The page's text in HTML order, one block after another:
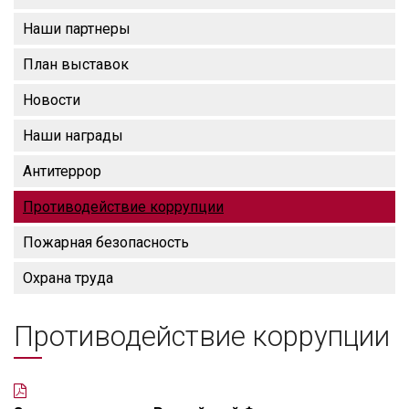
Наши партнеры
План выставок
Новости
Наши награды
Антитеррор
Противодействие коррупции
Пожарная безопасность
Охрана труда
Противодействие коррупции